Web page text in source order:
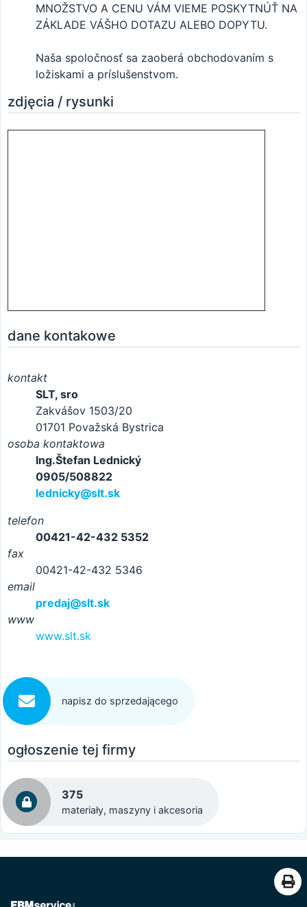
MNOŽSTVO A CENU VÁM VIEME POSKYTNÚŤ NA
ZÁKLADE VÁŠHO DOTAZU ALEBO DOPYTU.
Naša spoločnosť sa zaoberá obchodovaním s
ložiskami a príslušenstvom.
zdjęcia / rysunki
dane kontakowe
kontakt
SLT, sro
Zakvášov 1503/20
01701 Považská Bystrica
osoba kontaktowa
Ing.Štefan Lednický
0905/508822
lednicky@slt.sk
telefon
00421-42-432 5352
fax
00421-42-432 5346
email
predaj@slt.sk
www
www.slt.sk
napisz do sprzedającego
ogłoszenie tej firmy
375
materiały, maszyny i akcesoria